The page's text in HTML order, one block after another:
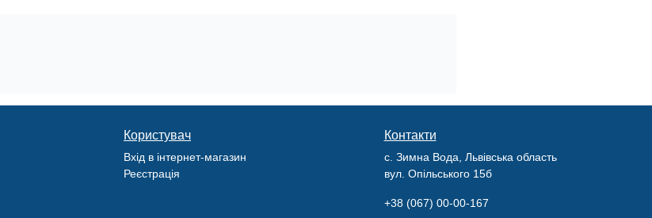
Користувач
Вхід в інтернет-магазин
Реєстрація
Контакти
с. Зимна Вода, Львівська область
вул. Опільського 15б
+38 (067) 00-00-167